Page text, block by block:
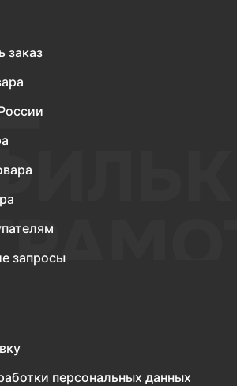
заказ
запросы
персональных данных